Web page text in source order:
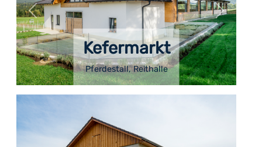
Kefermarkt
Pferdestall, Reithalle